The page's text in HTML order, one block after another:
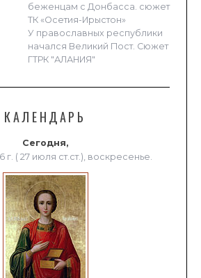
беженцам с Донбасса. сюжет
ТК «Осетия-Ирыстон»
У православных республики
начался Великий Пост. Сюжет
ГТРК "АЛАНИЯ"
КАЛЕНДАРЬ
Сегодня,
г. ( 27 июля ст.ст.), воскресенье.